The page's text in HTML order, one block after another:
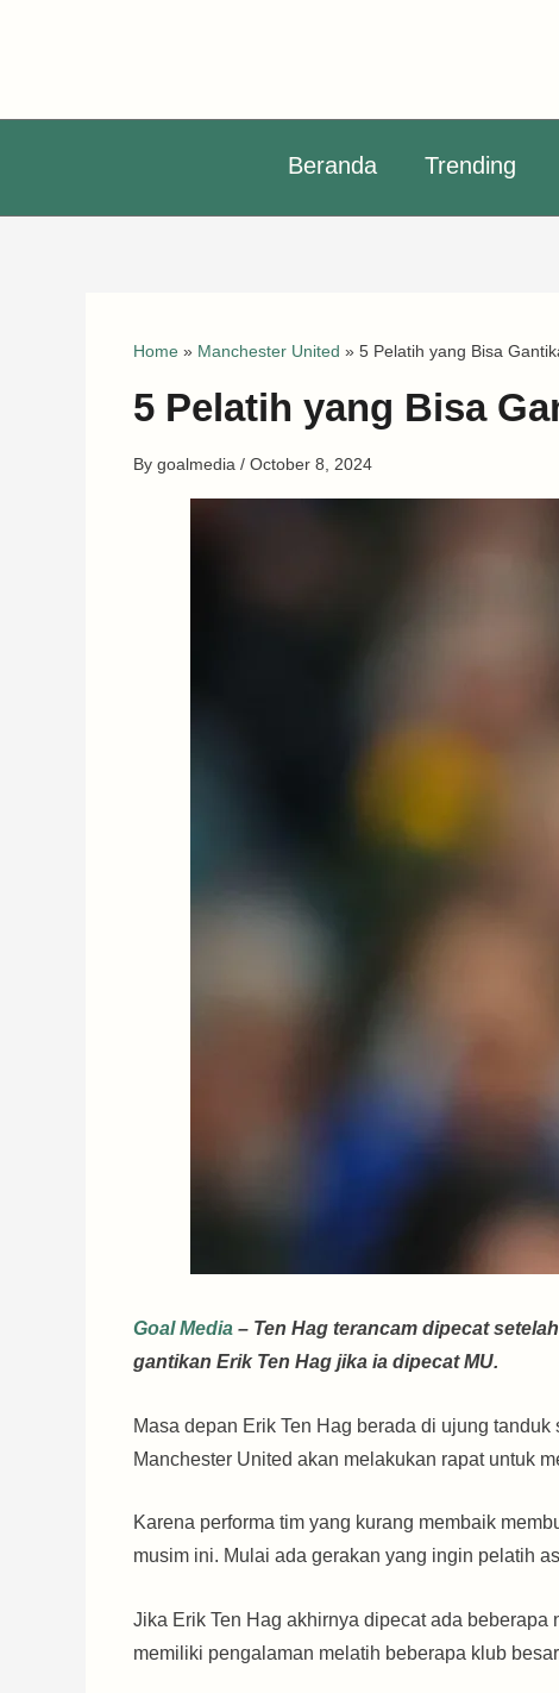
Beranda Trending
Home » Manchester United » 5 Pelatih yang Bisa
5 Pelatih yang Bisa
By goalmedia / October 8, 2024
Goal Media – Ten Hag terancam dipecat
gantikan Erik Ten Hag jika ia dipecat MU.
Masa depan Erik Ten Hag berada di ujung
Manchester United akan melakukan rapat untuk
Karena performa tim yang kurang membaik
musim ini. Mulai ada gerakan yang ingin pelatih
Jika Erik Ten Hag akhirnya dipecat ada
memiliki pengalaman melatih beberapa klub